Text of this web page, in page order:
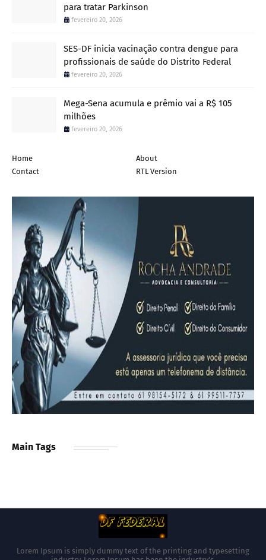
para tratar Parkinson
fevereiro 20, 2026
SES-DF inicia vacinação contra dengue para
profissionais de saúde do Distrito Federal
fevereiro 20, 2026
Mega-Sena acumula e prêmio vai a R$ 105
milhões
fevereiro 20, 2026
Home
About
Contact
RTL Version
Main Tags
Lorem Ipsum is simply dummy text of the printing and typesetting